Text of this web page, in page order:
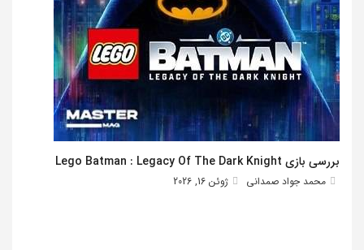
بررسی بازی Lego Batman : Legacy Of The Dark Knight
محمد جواد صمدانی ژوئن 16, 2026